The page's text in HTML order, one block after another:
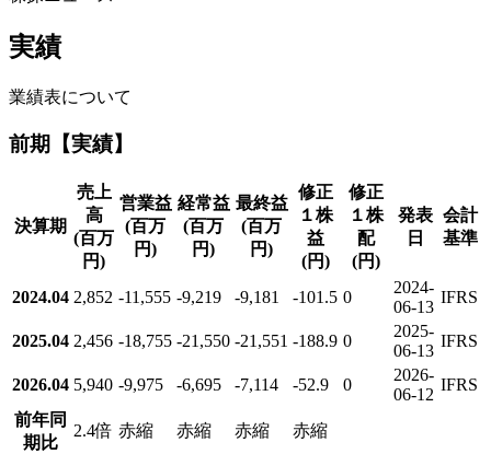
実績
業績表について
前期【実績】
決算期
売上
高
(百万
円)
営業益
(百万
円)
経常益
(百万
円)
最終益
(百万
円)
修正
１株
益
(円)
修正
１株
配
(円)
発表
日
会計
基準
2024.04 2,852 -11,555 -9,219 -9,181 -101.5 0
2024-
06-13
IFRS
2025.04 2,456 -18,755 -21,550 -21,551 -188.9 0
2025-
06-13
IFRS
2026.04 5,940 -9,975 -6,695 -7,114 -52.9 0
2026-
06-12
IFRS
前年同
期比
2.4倍 赤縮 赤縮 赤縮 赤縮